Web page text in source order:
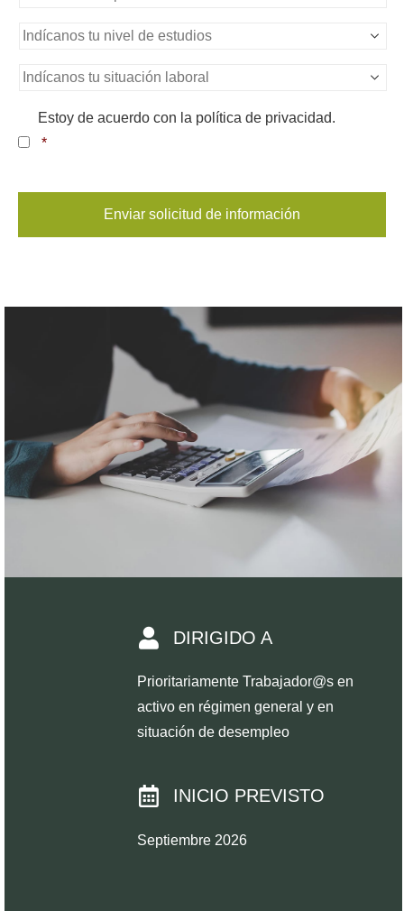
DIRIGIDO A
Prioritariamente Trabajador@s en
activo en régimen general y en
situación de desempleo
INICIO PREVISTO
Septiembre 2026
Nivel
estudios
Situación
Consentimiento *
Estoy de acuerdo con la política de privacidad.
*